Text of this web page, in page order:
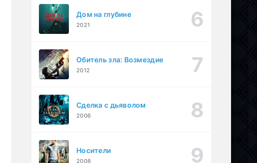
Дом на глубине
2021
Обитель зла: Возмездие
2012
Сделка с дьяволом
2006
Носители
2008